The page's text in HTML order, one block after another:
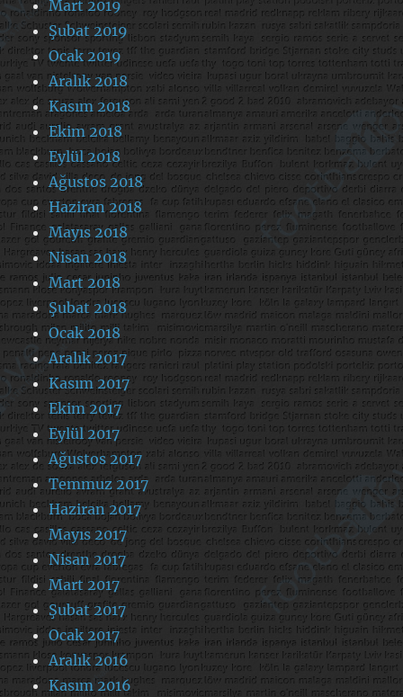
Mart 2019
Şubat 2019
Ocak 2019
Aralık 2018
Kasım 2018
Ekim 2018
Eylül 2018
Ağustos 2018
Haziran 2018
Mayıs 2018
Nisan 2018
Mart 2018
Şubat 2018
Ocak 2018
Aralık 2017
Kasım 2017
Ekim 2017
Eylül 2017
Ağustos 2017
Temmuz 2017
Haziran 2017
Mayıs 2017
Nisan 2017
Mart 2017
Şubat 2017
Ocak 2017
Aralık 2016
Kasım 2016